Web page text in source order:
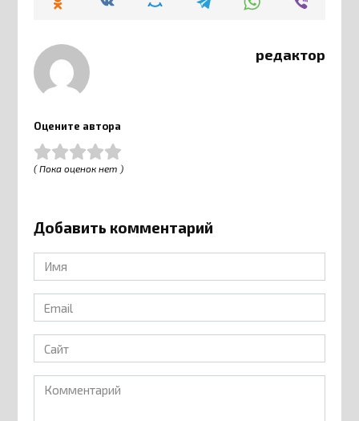
редактор
Оцените автора
( Пока оценок нет )
Добавить комментарий
Имя
*
Email
*
Сайт
Комментарий